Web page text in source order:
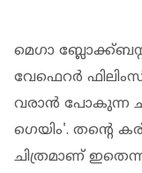
മെഗാ
വേഫെറര്‍
വരാന്‍ പോകുന്ന
ഗെയിം'. തന്റെ
ചിത്രമാണ്